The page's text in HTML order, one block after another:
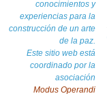
conocimientos y
experiencias para la
construcción de un arte
de la paz.
Este sitio web está
coordinado por la
asociación
Modus Operandi